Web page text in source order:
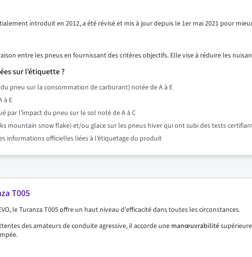
introduit en 2012, a été révisé et mis à jour depuis le 1er mai 2021 pour
entre les pneus en fournissant des critères objectifs. Elle vise à réduire les
sur l’étiquette ?
pneu sur la consommation de carburant) notée de A à E
à E
par l’impact du pneu sur le sol noté de A à C
mountain snow flake) et/ou glace sur les pneus hiver qui ont subi des tests
informations officielles liées à l’étiquetage du produit
T005
le Turanza T005 offre un haut niveau d'efficacité dans toutes les circonstances.
des amateurs de conduite agressive, il accorde une manœuvrabilité